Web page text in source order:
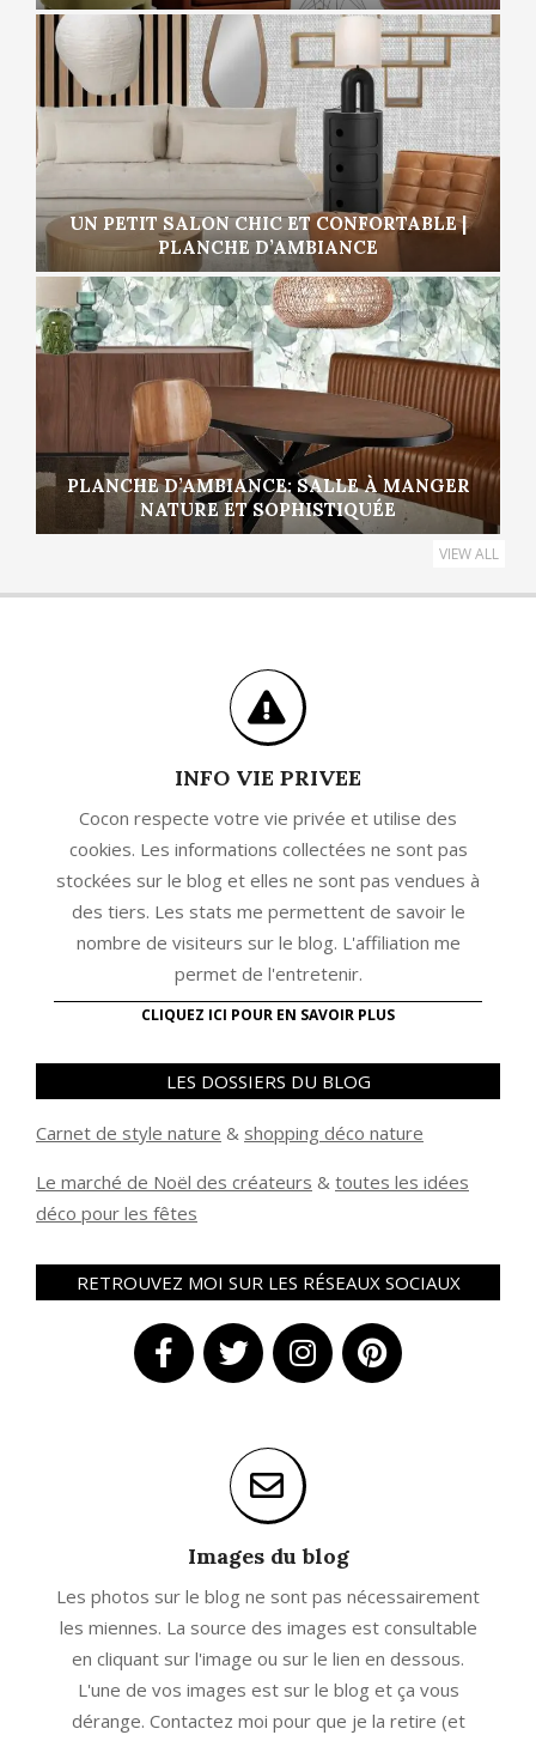
UN PETIT SALON CHIC ET CONFORTABLE |
PLANCHE D’AMBIANCE
PLANCHE D’AMBIANCE: SALLE À MANGER
NATURE ET SOPHISTIQUÉE
VIEW ALL
INFO VIE PRIVEE
Cocon respecte votre vie privée et utilise des
cookies. Les informations collectées ne sont pas
stockées sur le blog et elles ne sont pas vendues à
des tiers. Les stats me permettent de savoir le
nombre de visiteurs sur le blog. L'affiliation me
permet de l'entretenir.
CLIQUEZ ICI POUR EN SAVOIR PLUS
LES DOSSIERS DU BLOG
Carnet de style nature & shopping déco nature
Le marché de Noël des créateurs & toutes les idées
déco pour les fêtes
RETROUVEZ MOI SUR LES RÉSEAUX SOCIAUX
Images du blog
Les photos sur le blog ne sont pas nécessairement
les miennes. La source des images est consultable
en cliquant sur l'image ou sur le lien en dessous.
L'une de vos images est sur le blog et ça vous
dérange. Contactez moi pour que je la retire (et